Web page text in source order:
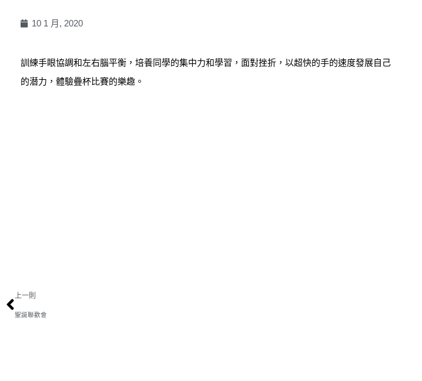
10 1 月, 2020
訓練手眼協調和左右腦平衡，培養同學的集中力和學習，面對挫折，以超快的手的速度發展自己
的潜力，體驗疊杯比賽的樂趣。
上一則
聖誕聯歡會